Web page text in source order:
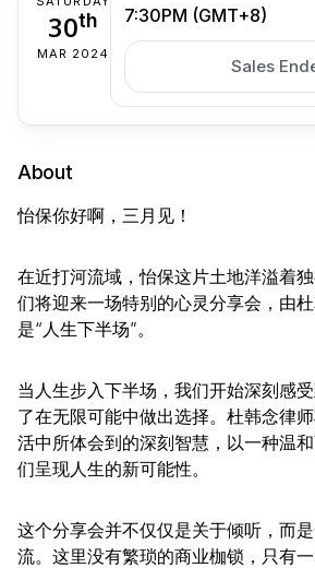
30th
MAR 2024
7:30PM (GMT+8)
Sales
About
怡保你好啊，三月见！
在近打河流域，怡保这片土地洋溢着
们将迎来一场特别的心灵分享会，由
是“人生下半场”。
当人生步入下半场，我们开始深刻感
了在无限可能中做出选择。杜韩念律
活中所体会到的深刻智慧，以一种温
们呈现人生的新可能性。
这个分享会并不仅仅是关于倾听，而
流。这里没有繁琐的商业枷锁，只有